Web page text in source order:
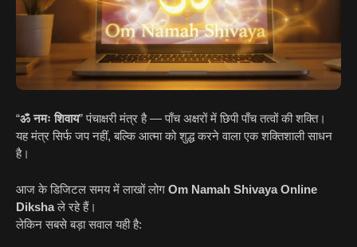
“ॐ नमः शिवाय” पंचाक्षरी मंत्र है — पाँच अक्षरों में छिपी पाँच तत्वों की शक्ति।
यह मंत्र सिर्फ जप नहीं, बल्कि आत्मा को शुद्ध करने वाला एक शक्तिशाली साधन
है।
आज के डिजिटल समय में लाखों लोग Om Namah Shivaya Online
Dikshaले रहे हैं।
लेकिन सबसे बड़ा सवाल यही है: